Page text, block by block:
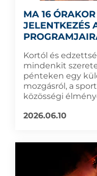
MA 16
JELENTKEZÉS
Kortól és
mindenkit
pénteken egy
mozgásról, a
közösségi
2026.06.10